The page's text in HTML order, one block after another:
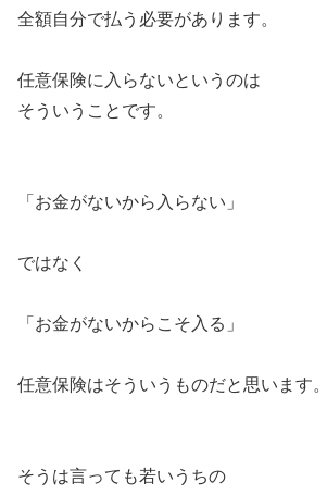
全額自分で払う必要があります。
任意保険に入らないというのは
そういうことです。
「お金がないから入らない」
ではなく
「お金がないからこそ入る」
任意保険はそういうものだと思います。
そうは言っても若いうちの